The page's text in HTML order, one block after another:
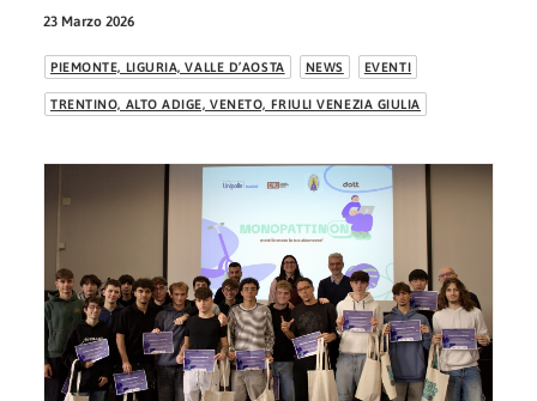
23 Marzo 2026
PIEMONTE, LIGURIA, VALLE D’AOSTA NEWS EVENTI
TRENTINO, ALTO ADIGE, VENETO, FRIULI VENEZIA GIULIA